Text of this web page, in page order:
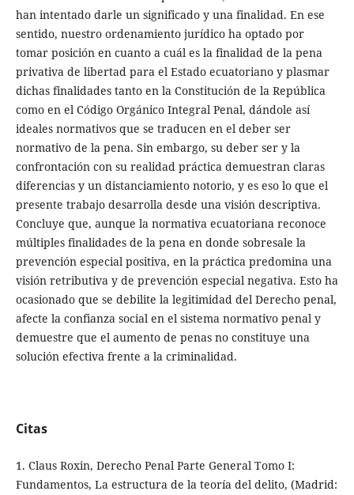
han intentado darle un significado y una finalidad. En ese
sentido, nuestro ordenamiento jurídico ha optado por
tomar posición en cuanto a cuál es la finalidad de la pena
privativa de libertad para el Estado ecuatoriano y plasmar
dichas finalidades tanto en la Constitución de la República
como en el Código Orgánico Integral Penal, dándole así
ideales normativos que se traducen en el deber ser
normativo de la pena. Sin embargo, su deber ser y la
confrontación con su realidad práctica demuestran claras
diferencias y un distanciamiento notorio, y es eso lo que el
presente trabajo desarrolla desde una visión descriptiva.
Concluye que, aunque la normativa ecuatoriana reconoce
múltiples finalidades de la pena en donde sobresale la
prevención especial positiva, en la práctica predomina una
visión retributiva y de prevención especial negativa. Esto ha
ocasionado que se debilite la legitimidad del Derecho penal,
afecte la confianza social en el sistema normativo penal y
demuestre que el aumento de penas no constituye una
solución efectiva frente a la criminalidad.
Citas
1. Claus Roxin, Derecho Penal Parte General Tomo I:
Fundamentos, La estructura de la teoría del delito, (Madrid: